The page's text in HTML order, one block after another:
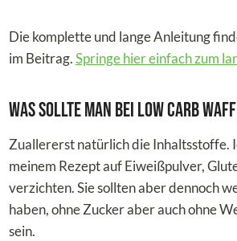
Die komplette und lange Anleitung
im Beitrag.Springe hier einfach zum
Was sollte man bei Low Carb
Zuallererst natürlich die Inhaltsstoffe.
meinem Rezept auf Eiweißpulver,
verzichten. Sie sollten aber dennoch
haben, ohne Zucker aber auch ohne
sein.